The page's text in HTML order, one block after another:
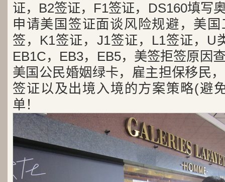
证，B2签证，F1签证，DS160填写
申请美国签证面谈风险规避，美
签，K1签证，J1签证，L1签证，U
EB1C，EB3，EB5，美签拒签原因
美国公民婚姻绿卡，雇主担保移民
签证以及出境入境的方案策略(避
单！